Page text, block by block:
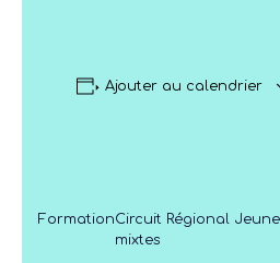
Ajouter au calendrier
FormationCircuit Régional
mixtes